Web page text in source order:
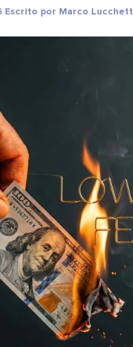
Escrito por Marco